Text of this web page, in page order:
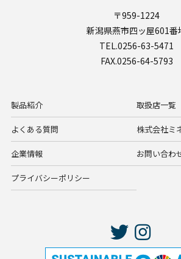
〒959-1224
新潟県燕市四ッ屋601番
TEL.0256-63-5471
FAX.0256-64-5793
製品紹介 取扱店一覧
よくある質問 株式会社ミ
企業情報 お問い合わ
プライバシーポリシー